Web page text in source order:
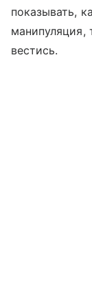
показывать,
манипуляция,
вестись.